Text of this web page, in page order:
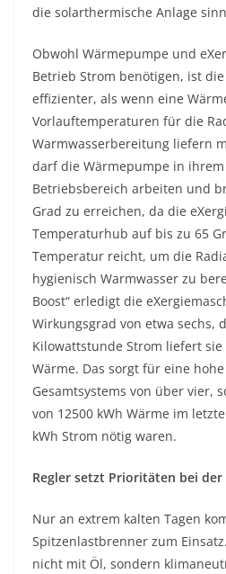
die solarthermische Anlage
Obwohl Wärmepumpe und
Betrieb Strom benötigen, ist
effizienter, als wenn eine
Vorlauftemperaturen für die
Warmwasserbereitung liefern
darf die Wärmepumpe in
Betriebsbereich arbeiten und
Grad zu erreichen, da die
Temperaturhub auf bis zu 65
Temperatur reicht, um die
hygienisch Warmwasser zu
Boost“ erledigt die
Wirkungsgrad von etwa sechs,
Kilowattstunde Strom liefert
Wärme. Das sorgt für eine
Gesamtsystems von über vier,
von 12500 kWh Wärme im
kWh Strom nötig waren.
Regler setzt Prioritäten bei der
Nur an extrem kalten Tagen
Spitzenlastbrenner zum
nicht mit Öl, sondern